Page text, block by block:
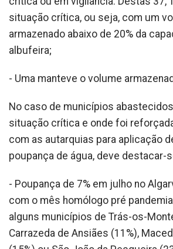
situação crítica, ou seja, com um
armazenado abaixo de 20% da
albufeira;
- Uma manteve o volume
No caso de municípios
situação crítica e onde foi
com as autarquias para aplicação
poupança de água, deve destacar-
- Poupança de 7% em julho no
com o mês homólogo pré
alguns municípios de Trás-os-
Carrazeda de Ansiães (11%),